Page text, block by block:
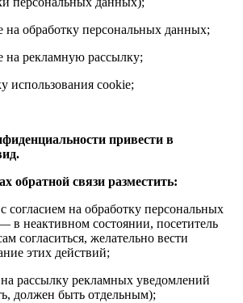
на обработку персональных данных;
на рекламную рассылку;
использования cookie;
привести в
обратной связи разместить:
согласием на обработку персональных
в неактивном состоянии, посетитель
согласиться, желательно вести
этих действий;
рассылку рекламных уведомлений
должен быть отдельным);